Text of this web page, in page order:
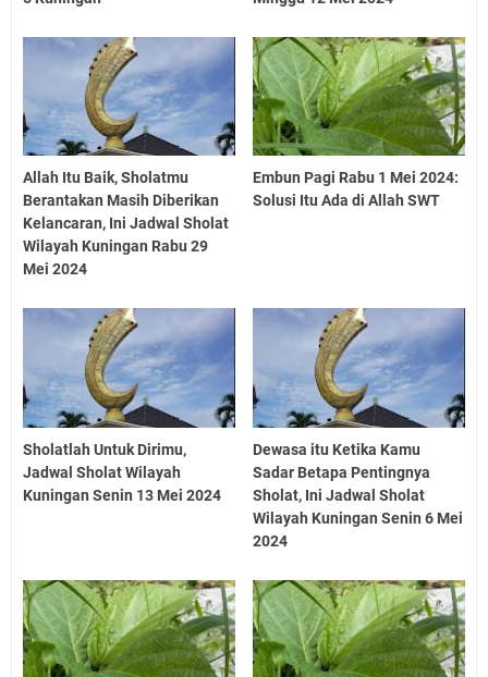
Allah Itu Baik, Sholatmu
Berantakan Masih Diberikan
Kelancaran, Ini Jadwal Sholat
Wilayah Kuningan Rabu 29
Mei 2024
Embun Pagi Rabu 1 Mei 2024:
Solusi Itu Ada di Allah SWT
Sholatlah Untuk Dirimu,
Jadwal Sholat Wilayah
Kuningan Senin 13 Mei 2024
Dewasa itu Ketika Kamu
Sadar Betapa Pentingnya
Sholat, Ini Jadwal Sholat
Wilayah Kuningan Senin 6 Mei
2024